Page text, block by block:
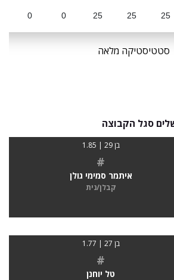
25
25
25
0
0
סטטיסטיקה מלאה
סגל הקבוצה
בן 29 | 1.85
#
איתמר סמימי גולן
קבלן/נית
בן 27 | 1.77
#
טל יוחנן